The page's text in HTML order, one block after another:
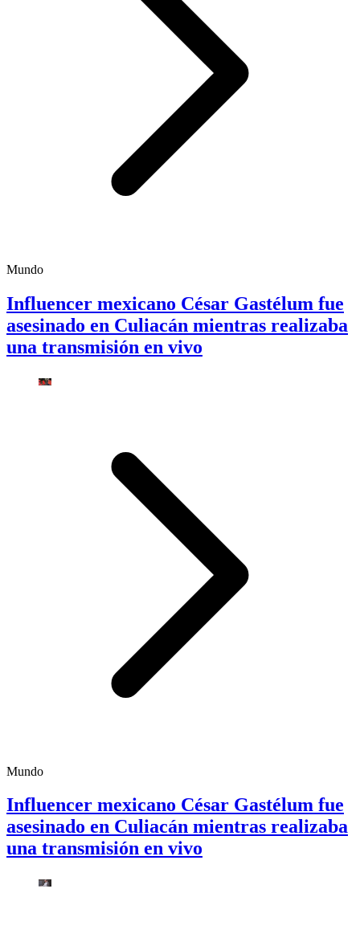
Mundo
Influencer mexicano César Gastélum fue
asesinado en Culiacán mientras realizaba
una transmisión en vivo
Mundo
Influencer mexicano César Gastélum fue
asesinado en Culiacán mientras realizaba
una transmisión en vivo